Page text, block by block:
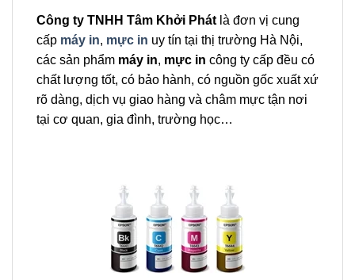
Công ty TNHH Tâm Khởi Phát là đơn vị cung
cấp máy in, mực in uy tín tại thị trường Hà Nội,
các sản phẩm máy in, mực in công ty cấp đều có
chất lượng tốt, có bảo hành, có nguồn gốc xuất xứ
rõ dàng, dịch vụ giao hàng và châm mực tận nơi
tại cơ quan, gia đình, trường học…